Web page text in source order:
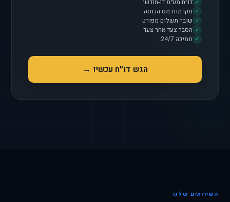
✓ דו״ח מע״מ דו-חודשי
✓ מקדמות מס הכנסה
✓ שובר תשלום מפורט
✓ הסבר צעד-אחר-צעד
✓ תמיכה 24/7
הגש דו״ח עכשיו →
השירותים שלנו